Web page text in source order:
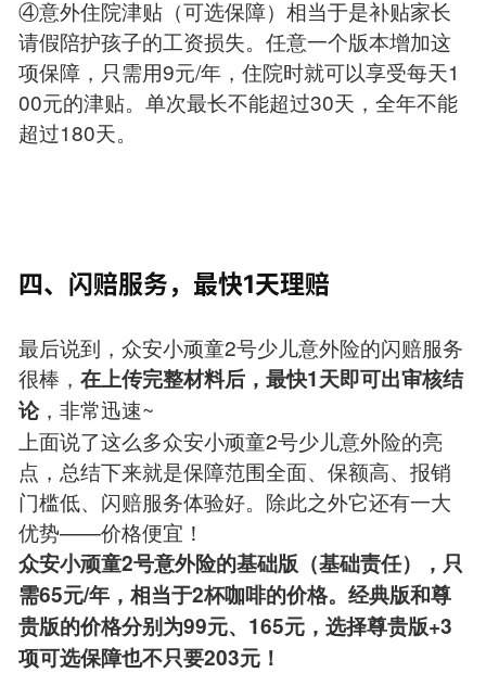
④意外住院津贴（可选保障）相当于是补贴家长
请假陪护孩子的工资损失。任意一个版本增加这
项保障，只需用9元/年，住院时就可以享受每天1
00元的津贴。单次最长不能超过30天，全年不能
超过180天。
四、闪赔服务，最快1天理赔
最后说到，众安小顽童2号少儿意外险的闪赔服务
很棒， 在上传完整材料后，最快1天即可出审核结
论，非常迅速~
上面说了这么多众安小顽童2号少儿意外险的亮
点，总结下来就是保障范围全面、保额高、报销
门槛低、闪赔服务体验好。除此之外它还有一大
优势——价格便宜！
众安小顽童2号意外险的基础版（基础责任），只
需65元/年，相当于2杯咖啡的价格。经典版和尊
贵版的价格分别为99元、165元，选择尊贵版+3
项可选保障也不只要203元！